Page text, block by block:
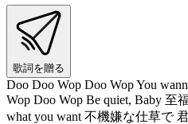
歌詞を贈る
Doo Doo Wop Doo Wop You
Wop Doo Wop Be quiet, Baby 至
what you want 不機嫌な仕草で